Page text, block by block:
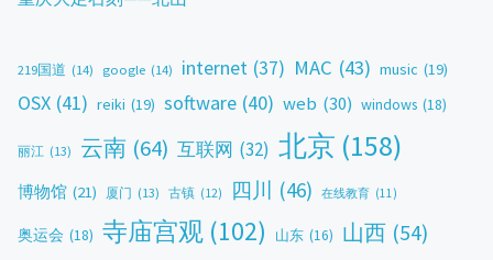
219国道 (14) google (14) internet (37) MAC (43) music (19)
OSX (41) reiki (19) software (40) web (30) windows (18)
丽江 (13) 云南 (64) 互联网 (32) 北京 (158)
博物馆 (21) 厦门 (13) 古镇 (12) 四川 (46) 在线教育 (11)
奥运会 (18) 寺庙宫观 (102) 山东 (16) 山西 (54)